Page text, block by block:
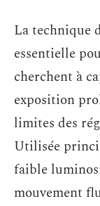
La technique
essentielle
cherchent à
exposition
limites des
Utilisée
faible
mouvement